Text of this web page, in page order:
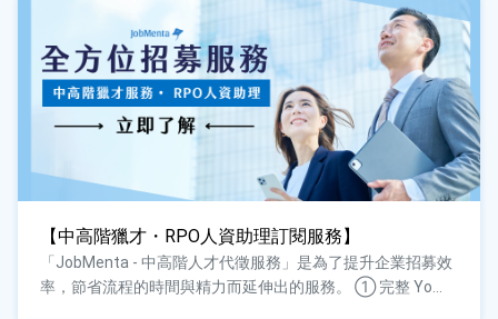
【中高階獵才・RPO人資助理訂閱服務】
「JobMenta - 中高階人才代徵服務」是為了提升企業招募效
率，節省流程的時間與精力而延伸出的服務。 ① 完整 Yo...